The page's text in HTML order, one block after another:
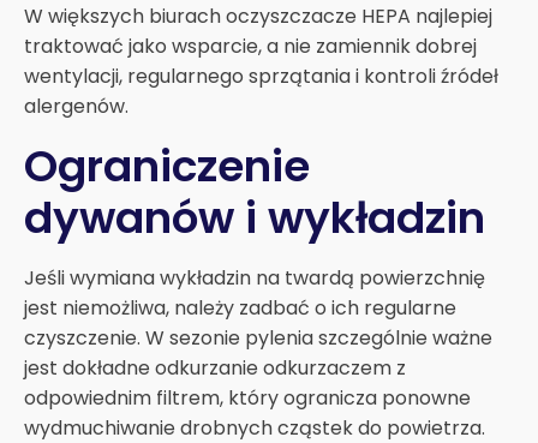
W większych biurach oczyszczacze HEPA najlepiej
traktować jako wsparcie, a nie zamiennik dobrej
wentylacji, regularnego sprzątania i kontroli źródeł
alergenów.
Ograniczenie
dywanów i wykładzin
Jeśli wymiana wykładzin na twardą powierzchnię
jest niemożliwa, należy zadbać o ich regularne
czyszczenie. W sezonie pylenia szczególnie ważne
jest dokładne odkurzanie odkurzaczem z
odpowiednim filtrem, który ogranicza ponowne
wydmuchiwanie drobnych cząstek do powietrza.